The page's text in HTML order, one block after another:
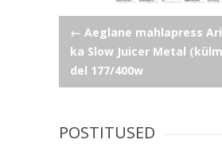
Navigeerimine
← Aeglane mahlapress
ka Slow Juicer Metal
del 177/400w
POSTITUSED